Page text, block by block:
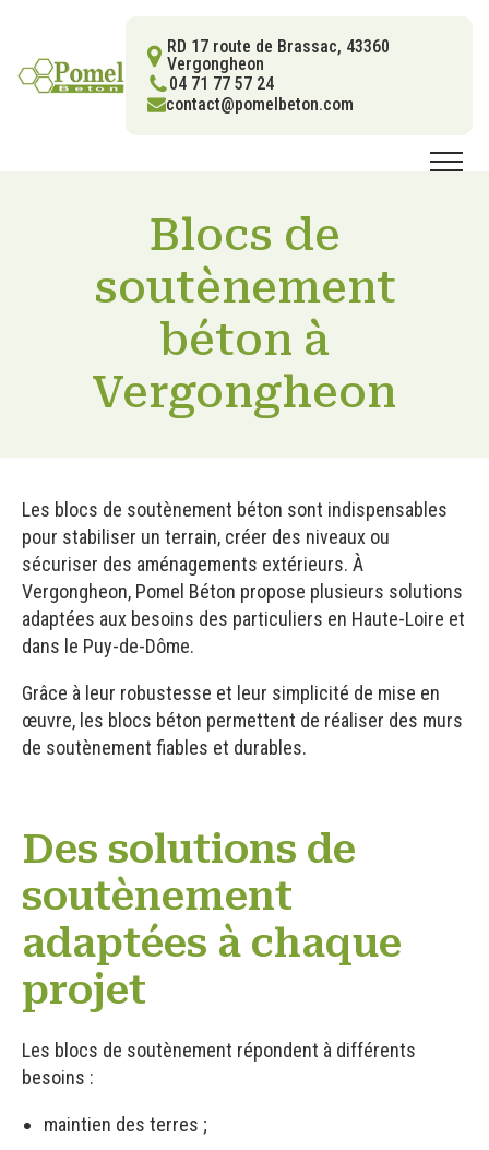
RD 17 route de Brassac, 43360
Vergongheon
04 71 77 57 24
contact@pomelbeton.com
Blocs de
soutènement
béton à
Vergongheon
Les blocs de soutènement béton sont indispensables
pour stabiliser un terrain, créer des niveaux ou
sécuriser des aménagements extérieurs. À
Vergongheon, Pomel Béton propose plusieurs solutions
adaptées aux besoins des particuliers en Haute-Loire et
dans le Puy-de-Dôme.
Grâce à leur robustesse et leur simplicité de mise en
œuvre, les blocs béton permettent de réaliser des murs
de soutènement fiables et durables.
Des solutions de
soutènement
adaptées à chaque
projet
Les blocs de soutènement répondent à différents
besoins :
maintien des terres ;